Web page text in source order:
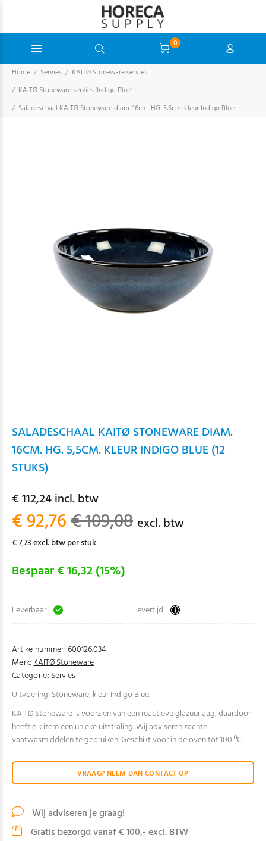
0
Home Servies
KAITØ Stoneware servies
KAITØ Stoneware servies 'Indigo Blue'
Saladeschaal KAITØ Stoneware diam. 16cm. HG. 5,5cm. kleur Indigo Blue
SALADESCHAAL KAITØ STONEWARE DIAM.
16CM. HG. 5,5CM. KLEUR INDIGO BLUE (12
STUKS)
€ 112,24 incl. btw
€ 92,76€ 109,08 excl. btw
€ 7,73 excl. btw per stuk
Bespaar € 16,32 (15%)
Leverbaar: Levertijd:
Artikelnummer:600126.034
Merk:KAITØ Stoneware
Categorie:Servies
Uitvoering: Stoneware, kleur Indigo Blue.
KAITØ Stoneware is voorzien van een reactieve glazuurlaag, daardoor
heeft elk item een unieke uitstraling. Wij adviseren zachte
vaatwasmiddelen te gebruiken. Geschikt voor in de oven tot 100 ºC.
VRAAG? NEEM DAN CONTACT OP
Wij adviseren je graag!
Gratis bezorgd vanaf € 100,- excl. BTW